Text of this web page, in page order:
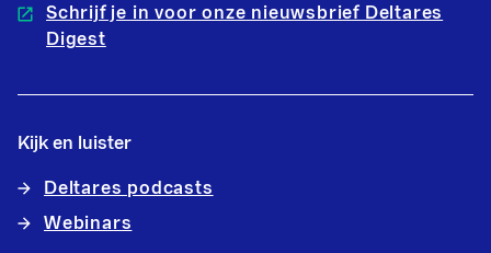
Schrijf je in voor onze nieuwsbrief Deltares
Digest
Kijk en luister
Deltares podcasts
Webinars